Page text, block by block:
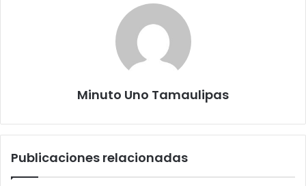
Minuto Uno Tamaulipas
Publicaciones relacionadas